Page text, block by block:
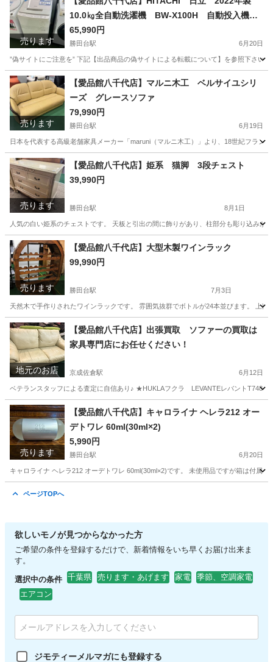
売ります
10.0㎏全自動洗濯機 BW-X100H 自動投入機能
付き
65,990円
勝田台駅 6月20日
”偽サイトにご注意を” 下記【出品商品の偽サイトによる転載について】を参照下さ
千葉 八千代市 勝田台駅 生活家電 商品
売ります
【愛品館八千代店】マルニ木工 ベルサイユシリ
ーズ グレースソファ
79,990円
勝田台駅 6月19日
日本を代表する高級老舗家具メーカー「maruni（マルニ木工）」より、18世紀フラン
千葉 八千代市 勝田台駅 ソファ 商品
売ります
【愛品館八千代店】姫系 猫脚 3段チェスト
39,990円
勝田台駅 8月1日
人気の白い姫系のチェストです。 天板と引出の間に飾りがあり、柱部分も彫り込み
千葉 八千代市 勝田台駅 収納家具 商品
売ります
【愛品館八千代店】大型木製ワインラック
99,990円
勝田台駅 7月3日
天然木で手作りされたワインラックです。 雰囲気抜群でボトルが24本並びます。 上
千葉 八千代市 勝田台駅 収納家具 千葉
千葉ニュータウン中央駅 収納家具 商品
地元のお店
【愛品館八千代店】出張買取 ソファーの買取は
家具専門店にお任せください！
京成佐倉駅 6月12日
ベテランスタッフによる査定に自信あり♪ ★HUKLAフクラ LEVANTEレバントT748
千葉 佐倉市 京成佐倉駅 リサイクルショップ
佐倉市 京成佐倉駅 リサイクルショップ
売ります
【愛品館八千代店】キャロライナ ヘレラ212 オー
デトワレ 60ml(30ml×2)
5,990円
勝田台駅 6月20日
キャロライナ ヘレラ212 オーデトワレ 60ml(30ml×2)です。 未使用品ですが箱は付属
ページTOPへ
欲しいモノが見つからなかった方
ご希望の条件を登録するだけで、新着情報をいち早くお届け出来ま
す。
選択中の条件 千葉県 売ります・あげます 家電
季節、空調家電
エアコン
ジモティーメルマガにも登録する